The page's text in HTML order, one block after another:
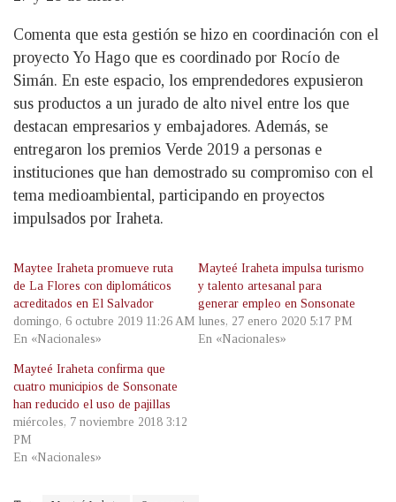
Comenta que esta gestión se hizo en coordinación con el
proyecto Yo Hago que es coordinado por Rocío de
Simán. En este espacio, los emprendedores expusieron
sus productos a un jurado de alto nivel entre los que
destacan empresarios y embajadores. Además, se
entregaron los premios Verde 2019 a personas e
instituciones que han demostrado su compromiso con el
tema medioambiental, participando en proyectos
impulsados por Iraheta.
Maytee Iraheta promueve ruta
de La Flores con diplomáticos
acreditados en El Salvador
domingo, 6 octubre 2019 11:26 AM
En «Nacionales»
Mayteé Iraheta impulsa turismo
y talento artesanal para
generar empleo en Sonsonate
lunes, 27 enero 2020 5:17 PM
En «Nacionales»
Mayteé Iraheta confirma que
cuatro municipios de Sonsonate
han reducido el uso de pajillas
miércoles, 7 noviembre 2018 3:12
PM
En «Nacionales»